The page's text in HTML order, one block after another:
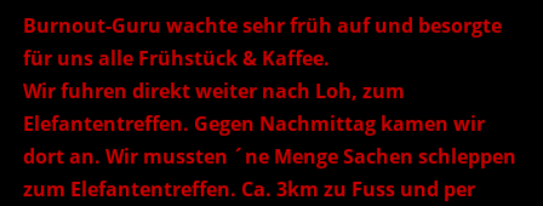
Burnout-Guru wachte sehr früh auf und besorgte
für uns alle Frühstück & Kaffee.
Wir fuhren direkt weiter nach Loh, zum
Elefantentreffen. Gegen Nachmittag kamen wir
dort an. Wir mussten ´ne Menge Sachen schleppen
zum Elefantentreffen. Ca. 3km zu Fuss und per